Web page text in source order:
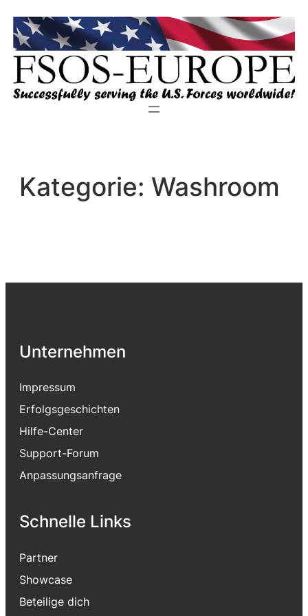
Zum
Inhalt
springen
Kategorie: Washroom
Unternehmen
Impressum
Erfolgsgeschichten
Hilfe-Center
Support-Forum
Anpassungsanfrage
Schnelle Links
Partner
Showcase
Beteilige dich